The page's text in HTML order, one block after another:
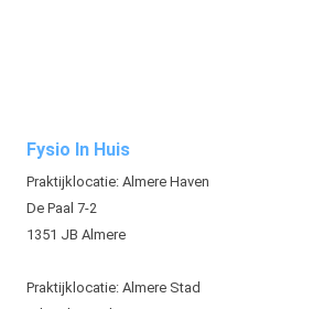
Fysio In Huis
Praktijklocatie: Almere Haven
De Paal 7-2
1351 JB Almere
Praktijklocatie: Almere Stad